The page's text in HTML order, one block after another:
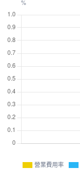
營業費用率